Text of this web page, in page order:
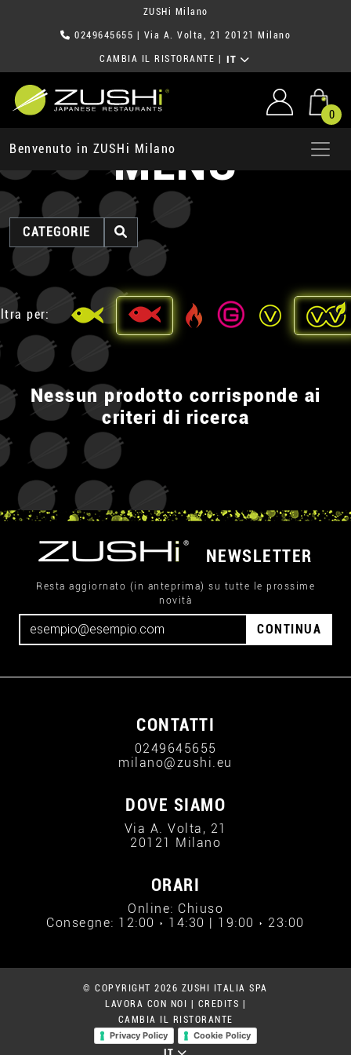
ZUSHi Milano
0249645655 | Via A. Volta, 21 20121 Milano
CAMBIA IL RISTORANTE IT
0
Benvenuto in ZUSHi MilanoMENU
CATEGORIE
per:
Nessun prodotto corrisponde ai
criteri di ricerca
NEWSLETTER
Resta aggiornato (in anteprima) su tutte le prossime
novità
CONTINUA
CONTATTI
0249645655
milano@zushi.eu
DOVE SIAMO
Via A. Volta, 21
20121 Milano
ORARI
Online: Chiuso
Consegne: 12:00 › 14:30 | 19:00 › 23:00
© COPYRIGHT 2026 ZUSHI ITALIA SPA
LAVORA CON NOI
CREDITS
CAMBIA IL RISTORANTE
Privacy Policy
Cookie Policy